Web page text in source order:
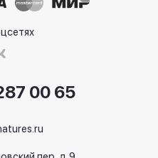
00 65